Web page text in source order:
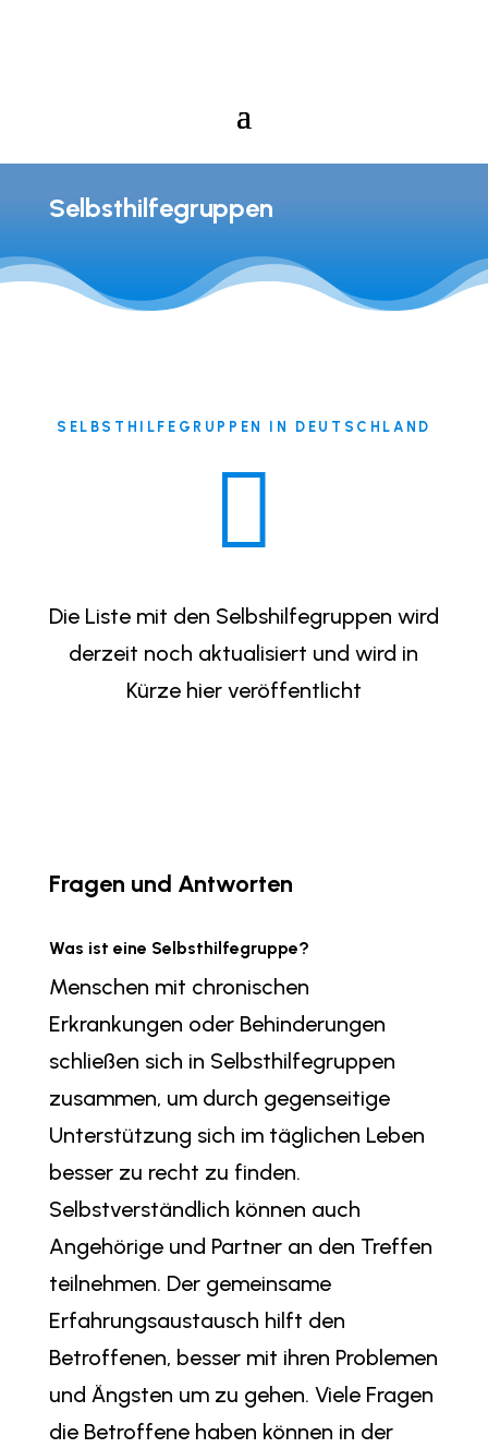
Selbsthilfegruppen
SELBSTHILFEGRUPPEN IN DEUTSCHLAND

Die Liste mit den Selbshilfegruppen wird
derzeit noch aktualisiert und wird in
Kürze hier veröffentlicht
Fragen und Antworten
Was ist eine Selbsthilfegruppe?
Menschen mit chronischen
Erkrankungen oder Behinderungen
schließen sich in Selbsthilfegruppen
zusammen, um durch gegenseitige
Unterstützung sich im täglichen Leben
besser zu recht zu finden.
Selbstverständlich können auch
Angehörige und Partner an den Treffen
teilnehmen. Der gemeinsame
Erfahrungsaustausch hilft den
Betroffenen, besser mit ihren Problemen
und Ängsten um zu gehen. Viele Fragen
die Betroffene haben können in der